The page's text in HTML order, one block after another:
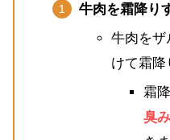
牛肉を霜降り
牛肉をザ
けて霜降
霜
臭